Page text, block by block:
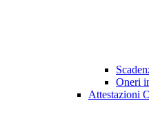
Oneri
Attestazioni